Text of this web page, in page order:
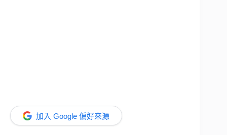
加入 Google 偏好來源